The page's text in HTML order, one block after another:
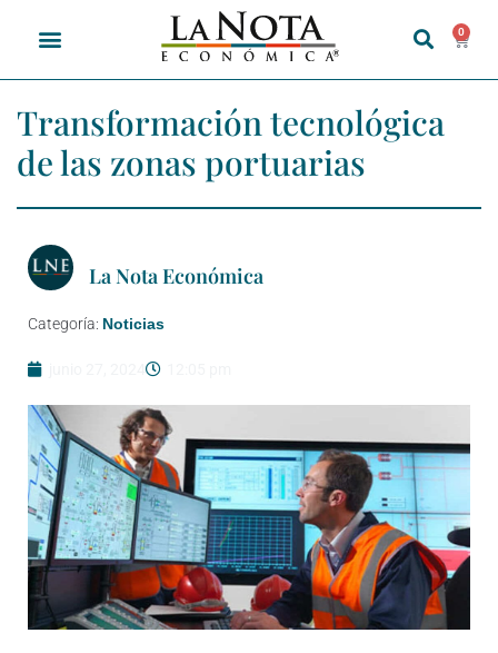
0
Transformación tecnológica
de las zonas portuarias
La Nota Económica
Categoría: Noticias